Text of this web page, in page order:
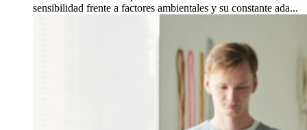
sensibilidad frente a factores ambientales y su constante ada...